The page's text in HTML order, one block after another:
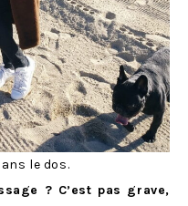
le dos.
? C’est pas grave,